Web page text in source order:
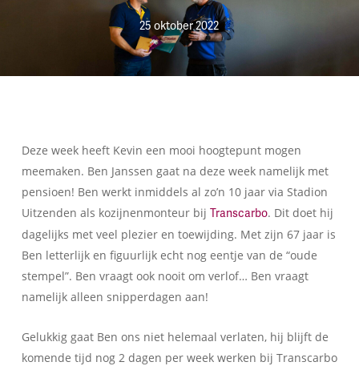
25 oktober 2022
Deze week heeft Kevin een mooi hoogtepunt mogen
meemaken. Ben Janssen gaat na deze week namelijk met
pensioen! Ben werkt inmiddels al zo’n 10 jaar via Stadion
Uitzenden als kozijnenmonteur bij Transcarbo. Dit doet hij
dagelijks met veel plezier en toewijding. Met zijn 67 jaar is
Ben letterlijk en figuurlijk echt nog eentje van de “oude
stempel”. Ben vraagt ook nooit om verlof… Ben vraagt
namelijk alleen snipperdagen aan!
Gelukkig gaat Ben ons niet helemaal verlaten, hij blijft de
komende tijd nog 2 dagen per week werken bij Transcarbo